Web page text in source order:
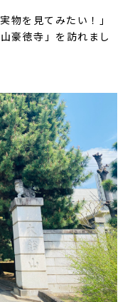
物を見てみたい！」
豪徳寺」を訪れまし